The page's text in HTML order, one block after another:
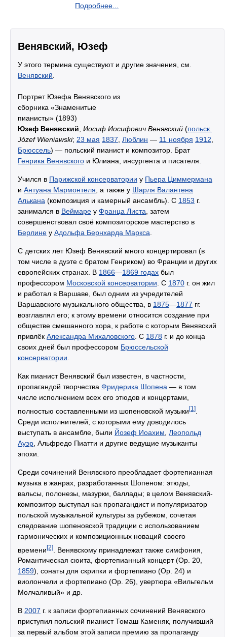
Подробнее...
Венявский, Юзеф
У этого термина существуют и другие значения, см.
Венявский
Портрет Юзефа Венявского из
сборника «Знаменитые
пианисты» (1893)
Юзеф Венявский Иосиф Иосифович Венявский (польск.
Józef Wieniawski; 23 мая 1837 Люблин — 11 ноября 1912
Брюссель) — польский пианист и композитор. Брат
Генрика Венявского и Юлиана, инсургента и писателя.
Учился в Парижской консерватории у Пьера Циммермана
и Антуана Мармонтеля , а также у Шарля Валантена
Алькана (композиция и камерный ансамбль). С 1853 г.
занимался в Веймаре у Франца Листа , затем
совершенствовал своё композиторское мастерство в
Берлине у Адольфа Бернхарда Маркса
С детских лет Юзеф Венявский много концертировал (в
том числе в дуэте с братом Генриком) во Франции и других
европейских странах. В 1866—1869 годах был
профессором Московской консерватории . С 1870 г. он жил
и работал в Варшаве, был одним из учредителей
Варшавского музыкального общества, в 1875—1877 гг.
возглавлял его; к этому времени относится создание при
обществе смешанного хора, к работе с которым Венявский
привлёк Александра Михаловского . С 1878 г. и до конца
своих дней был профессором Брюссельской
консерватории
Как пианист Венявский был известен, в частности,
пропагандой творчества Фридерика Шопена — в том
числе исполнением всех его этюдов и концертами,
полностью составленными из шопеновской музыки[1]
Среди исполнителей, с которыми ему доводилось
выступать в ансамбле, были Йозеф Иоахим Леопольд
Ауэр , Альфредо Пиатти и другие ведущие музыканты
эпохи.
Среди сочинений Венявского преобладает фортепианная
музыка в жанрах, разработанных Шопеном: этюды,
вальсы, полонезы, мазурки, баллады; в целом Венявский-
композитор выступал как пропагандист и популяризатор
польской музыкальной культуры за рубежом, сочетая
следование шопеновской традиции с использованием
гармонических и композиционных новаций своего
времени[2]
. Венявскому принадлежат также симфония,
Романтическая сюита, фортепианный концерт (Op. 20,
1859), сонаты для скрипки и фортепиано (Op. 24) и
виолончели и фортепиано (Op. 26), увертюра «Вильгельм
Молчаливый» и др.
В 2007 г. к записи фортепианных сочинений Венявского
приступил польский пианист Томаш Каменяк, получивший
за первый альбом этой записи премию за пропаганду